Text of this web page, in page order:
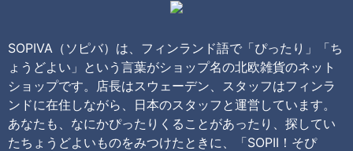
SOPIVA（ソピバ）は、フィンランド語で「ぴったり」「ち
ょうどよい」という言葉がショップ名の北欧雑貨のネット
ショップです。店長はスウェーデン、スタッフはフィンラ
ンドに在住しながら、日本のスタッフと運営しています。
あなたも、なにかぴったりくることがあったり、探してい
たちょうどよいものをみつけたときに、「SOPII！そぴ